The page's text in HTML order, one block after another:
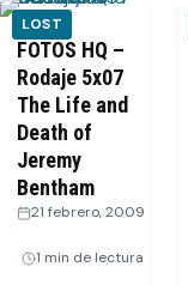
LOST
FOTOS HQ –
Rodaje 5x07
The Life and
Death of
Jeremy
Bentham
21 febrero, 2009
1 min de lectura